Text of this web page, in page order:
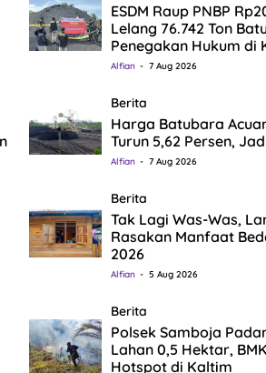
ESDM Raup PNBP
Lelang 76.742 Ton
Penegakan Hukum di
Alfian 7 Aug 2026
Berita
Harga Batubara
Turun 5,62 Persen,
Alfian 7 Aug 2026
Berita
Tak Lagi Was-Was,
Rasakan Manfaat
2026
Alfian 5 Aug 2026
Berita
Polsek Samboja
Lahan 0,5 Hektar,
Hotspot di Kaltim